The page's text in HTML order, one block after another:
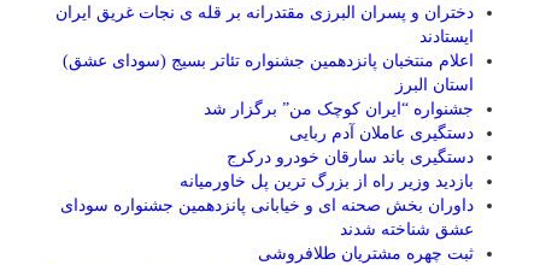
دختران و پسران البرزی مقتدرانه بر قله ی نجات غریق ایران
ایستادند
اعلام منتخبان پانزدهمین جشنواره تئاتر بسیج (سودای عشق)
استان البرز
جشنواره “ایران کوچک من” برگزار شد
دستگیری عاملان آدم ربایی
دستگیری باند سارقان خودرو درکرج
بازدید وزیر راه از بزرگ ترین پل خاورمیانه
داوران بخش صحنه ای و خیابانی پانزدهمین جشنواره سودای
عشق شناخته شدند
ثبت چهره مشتریان طلافروشی